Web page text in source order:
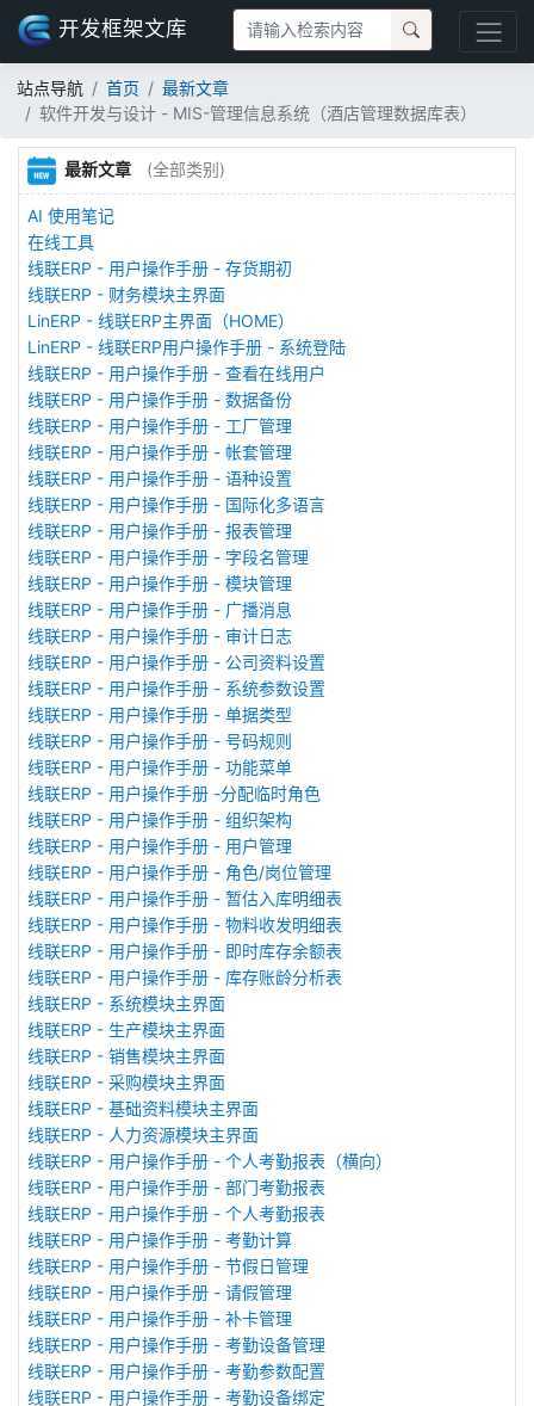
开发框架文库
站点导航 首页
最新文章
软件开发与设计 - MIS-管理信息系统（酒店管理数据库表）
最新文章 (全部类别)
AI 使用笔记
在线工具
线联ERP - 用户操作手册 - 存货期初
线联ERP - 财务模块主界面
LinERP - 线联ERP主界面（HOME）
LinERP - 线联ERP用户操作手册 - 系统登陆
线联ERP - 用户操作手册 - 查看在线用户
线联ERP - 用户操作手册 - 数据备份
线联ERP - 用户操作手册 - 工厂管理
线联ERP - 用户操作手册 - 帐套管理
线联ERP - 用户操作手册 - 语种设置
线联ERP - 用户操作手册 - 国际化多语言
线联ERP - 用户操作手册 - 报表管理
线联ERP - 用户操作手册 - 字段名管理
线联ERP - 用户操作手册 - 模块管理
线联ERP - 用户操作手册 - 广播消息
线联ERP - 用户操作手册 - 审计日志
线联ERP - 用户操作手册 - 公司资料设置
线联ERP - 用户操作手册 - 系统参数设置
线联ERP - 用户操作手册 - 单据类型
线联ERP - 用户操作手册 - 号码规则
线联ERP - 用户操作手册 - 功能菜单
线联ERP - 用户操作手册 -分配临时角色
线联ERP - 用户操作手册 - 组织架构
线联ERP - 用户操作手册 - 用户管理
线联ERP - 用户操作手册 - 角色/岗位管理
线联ERP - 用户操作手册 - 暂估入库明细表
线联ERP - 用户操作手册 - 物料收发明细表
线联ERP - 用户操作手册 - 即时库存余额表
线联ERP - 用户操作手册 - 库存账龄分析表
线联ERP - 系统模块主界面
线联ERP - 生产模块主界面
线联ERP - 销售模块主界面
线联ERP - 采购模块主界面
线联ERP - 基础资料模块主界面
线联ERP - 人力资源模块主界面
线联ERP - 用户操作手册 - 个人考勤报表（横向）
线联ERP - 用户操作手册 - 部门考勤报表
线联ERP - 用户操作手册 - 个人考勤报表
线联ERP - 用户操作手册 - 考勤计算
线联ERP - 用户操作手册 - 节假日管理
线联ERP - 用户操作手册 - 请假管理
线联ERP - 用户操作手册 - 补卡管理
线联ERP - 用户操作手册 - 考勤设备管理
线联ERP - 用户操作手册 - 考勤参数配置
线联ERP - 用户操作手册 - 考勤设备绑定